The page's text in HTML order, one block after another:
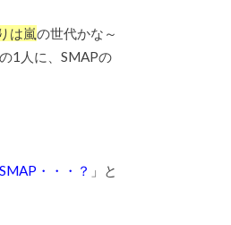
は嵐の世代かな～
1人に、SMAPの
・・・？ 」と